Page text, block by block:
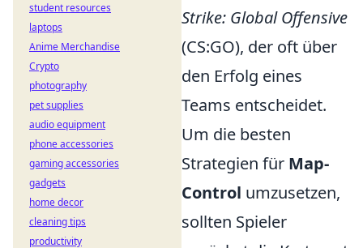
Strike: Global Offensive
(CS:GO), der oft über
den Erfolg eines
Teams entscheidet.
Um die besten
Strategien für Map-
Control umzusetzen,
sollten Spieler
student resources
laptops
Anime Merchandise
Crypto
photography
pet supplies
audio equipment
phone accessories
gaming accessories
gadgets
home decor
cleaning tips
productivity